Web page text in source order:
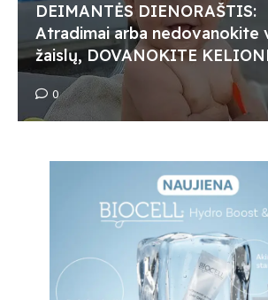
DEIMANTĖS DIENORAŠTIS:
Atradimai arba nedovanokite
žaislų, DOVANOKITE
0